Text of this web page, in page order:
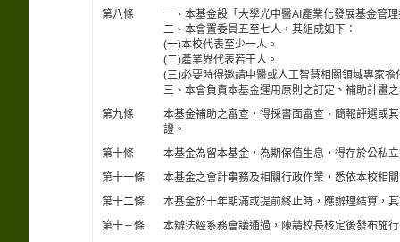
第八條
一、本基金設「大學光中醫AI產業化發展基金管
二、本會置委員五至七人，其組成如下：
(一)本校代表至少一人。
(二)產業界代表若干人。
(三)必要時得邀請中醫或人工智慧相關領域專家擔
三、本會負責本基金運用原則之訂定、補助計畫
第九條
本基金補助之審查，得採書面審查、簡報評選或
證。
第十條
本基金為留本基金，為期保值生息，得存於公私
第十一條
本基金之會計事務及相關行政作業，悉依本校相
第十二條
本基金於十年期滿或提前終止時，應辦理結算，
第十三條
本辦法經系務會議通過，陳請校長核定後發布施